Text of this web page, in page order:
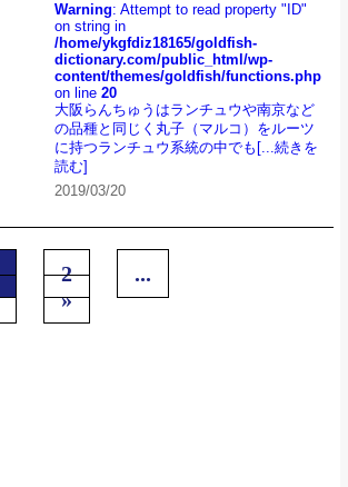
Warning: Attempt to read property "ID"
on string in
/home/ykgfdiz18165/goldfish-
dictionary.com/public_html/wp-
content/themes/goldfish/functions.php
on line20
大阪らんちゅうはランチュウや南京など
の品種と同じく丸子（マルコ）をルーツ
に持つランチュウ系統の中でも [...続きを
読む]
2019/03/20
2
...
»